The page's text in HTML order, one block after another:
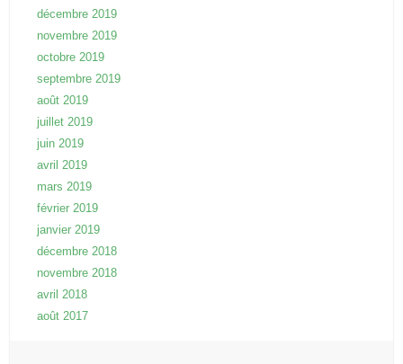
décembre 2019
novembre 2019
octobre 2019
septembre 2019
août 2019
juillet 2019
juin 2019
avril 2019
mars 2019
février 2019
janvier 2019
décembre 2018
novembre 2018
avril 2018
août 2017